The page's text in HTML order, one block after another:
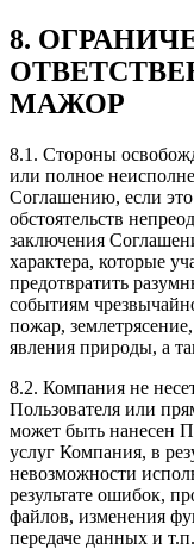
8.
МАЖОР
8.1. Стороны
или полное
Соглашению, если
обстоятельств
заключения
характера, которые
предотвратить
событиям
пожар,
явления природы, а
8.2. Компания не
Пользователя или
может быть нанесен
услуг Компания, в
невозможности
результате ошибок,
файлов, изменения
передаче данных и т.п.